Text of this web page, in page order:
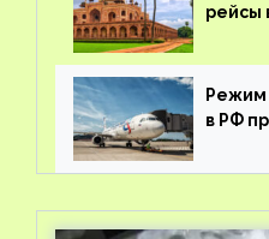
рейсы
Режим
в РФ